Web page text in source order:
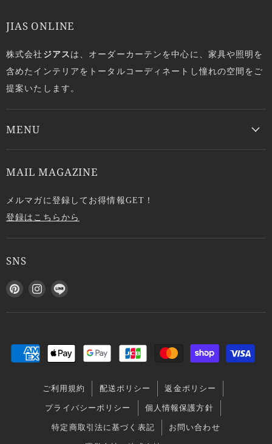
JIAS ONLINE
株式会社 ジアスは、オーダーカーテンを中心に、家具や照明を
含めたインテリアをトータルコーディネートし憧れの空間をご
提案いたします。
MENU
MAIL MAGAZINE
メルマガに登録してお得情報GET！
登録はこちらから
SNS
P
n
r
I
s
m
で
つ
L
N
見
て
く
さ
ご利用規約 配送ポリシー 返金ポリシー
プライバシーポリシー 個人情報保護方針
特定商取引法に基づく表記 お問い合わせ